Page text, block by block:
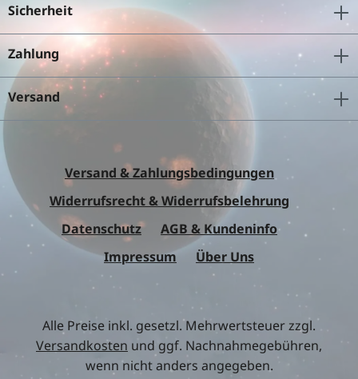
Sicherheit
Zahlung
Versand
Versand & Zahlungsbedingungen
Widerrufsrecht & Widerrufsbelehrung
Datenschutz
AGB & Kundeninfo
Impressum
Über Uns
Alle Preise inkl. gesetzl. Mehrwertsteuer zzgl.
Versandkosten und ggf. Nachnahmegebühren,
wenn nicht anders angegeben.